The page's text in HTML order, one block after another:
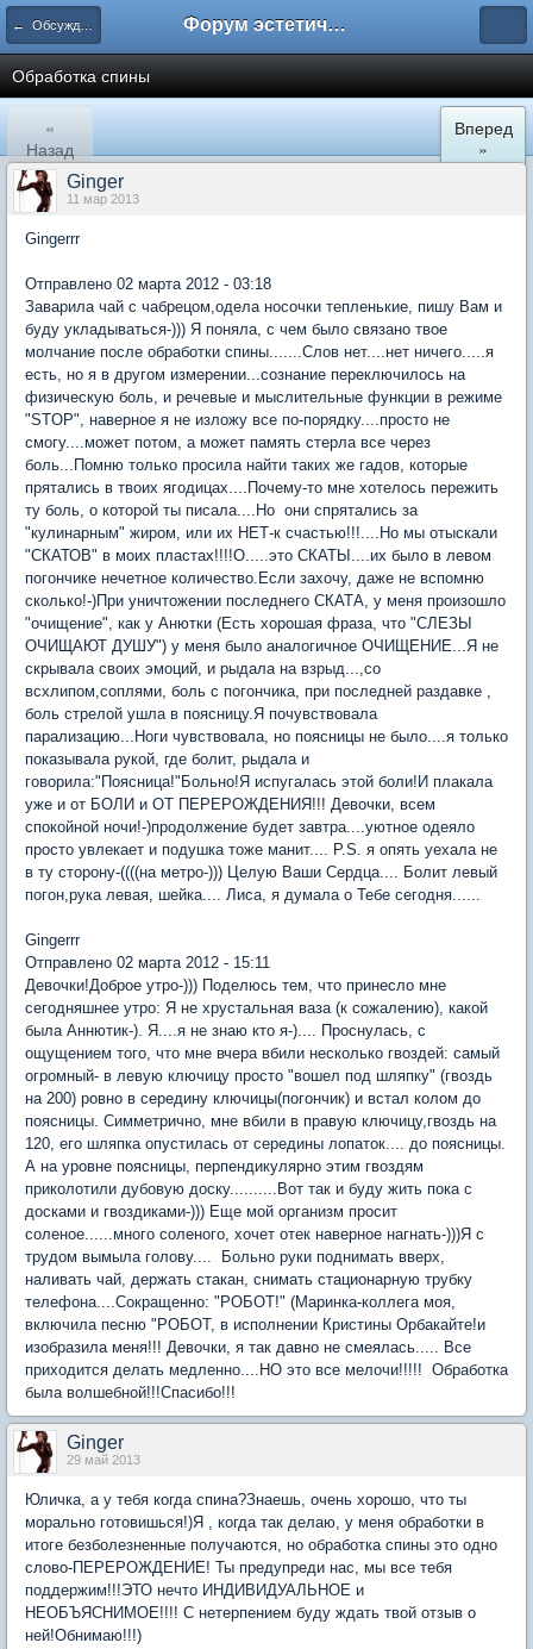
← Обсуждение обработок по зонам Форум эстетического меньшинства
Обработка спины
«
Назад
Вперед
»
Ginger
11 мар 2013
Gingerrr
Отправлено 02 марта 2012 - 03:18
Заварила чай с чабрецом,одела носочки тепленькие, пишу Вам и
буду укладываться-))) Я поняла, с чем было связано твое
молчание после обработки спины.......Слов нет....нет ничего.....я
есть, но я в другом измерении...сознание переключилось на
физическую боль, и речевые и мыслительные функции в режиме
"STOP", наверное я не изложу все по-порядку....просто не
смогу....может потом, а может память стерла все через
боль...Помню только просила найти таких же гадов, которые
прятались в твоих ягодицах....Почему-то мне хотелось пережить
ту боль, о которой ты писала....Но они спрятались за
"кулинарным" жиром, или их НЕТ-к счастью!!!....Но мы отыскали
"СКАТОВ" в моих пластах!!!!О.....это СКАТЫ....их было в левом
погончике нечетное количество.Если захочу, даже не вспомню
сколько!-)При уничтожении последнего СКАТА, у меня произошло
"очищение", как у Анютки (Есть хорошая фраза, что "СЛЕЗЫ
ОЧИЩАЮТ ДУШУ") у меня было аналогичное ОЧИЩЕНИЕ...Я не
скрывала своих эмоций, и рыдала на взрыд...,со
всхлипом,соплями, боль с погончика, при последней раздавке ,
боль стрелой ушла в поясницу.Я почувствовала
парализацию...Ноги чувствовала, но поясницы не было....я только
показывала рукой, где болит, рыдала и
говорила:"Поясница!"Больно!Я испугалась этой боли!И плакала
уже и от БОЛИ и ОТ ПЕРЕРОЖДЕНИЯ!!! Девочки, всем
спокойной ночи!-)продолжение будет завтра....уютное одеяло
просто увлекает и подушка тоже манит.... P.S. я опять уехала не
в ту сторону-((((на метро-))) Целую Ваши Сердца.... Болит левый
погон,рука левая, шейка.... Лиса, я думала о Тебе сегодня......
Gingerrr
Отправлено 02 марта 2012 - 15:11
Девочки!Доброе утро-))) Поделюсь тем, что принесло мне
сегодняшнее утро: Я не хрустальная ваза (к сожалению), какой
была Аннютик-). Я....я не знаю кто я-).... Проснулась, с
ощущением того, что мне вчера вбили несколько гвоздей: самый
огромный- в левую ключицу просто "вошел под шляпку" (гвоздь
на 200) ровно в середину ключицы(погончик) и встал колом до
поясницы. Симметрично, мне вбили в правую ключицу,гвоздь на
120, его шляпка опустилась от середины лопаток.... до поясницы.
А на уровне поясницы, перпендикулярно этим гвоздям
приколотили дубовую доску..........Вот так и буду жить пока с
досками и гвоздиками-))) Еще мой организм просит
соленое......много соленого, хочет отек наверное нагнать-)))Я с
трудом вымыла голову.... Больно руки поднимать вверх,
наливать чай, держать стакан, снимать стационарную трубку
телефона....Сокращенно: "РОБОТ!" (Маринка-коллега моя,
включила песню "РОБОТ, в исполнении Кристины Орбакайте!и
изобразила меня!!! Девочки, я так давно не смеялась..... Все
приходится делать медленно....НО это все мелочи!!!!! Обработка
была волшебной!!!Спасибо!!!
Ginger
29 май 2013
Юличка, а у тебя когда спина?Знаешь, очень хорошо, что ты
морально готовишься!)Я , когда так делаю, у меня обработки в
итоге безболезненные получаются, но обработка спины это одно
слово-ПЕРЕРОЖДЕНИЕ! Ты предупреди нас, мы все тебя
поддержим!!!ЭТО нечто ИНДИВИДУАЛЬНОЕ и
НЕОБЪЯСНИМОЕ!!!! С нетерпением буду ждать твой отзыв о
ней!Обнимаю!!!)